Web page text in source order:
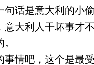
句话是意大利的小
意大利人干坏事才
事情吧，这个是最